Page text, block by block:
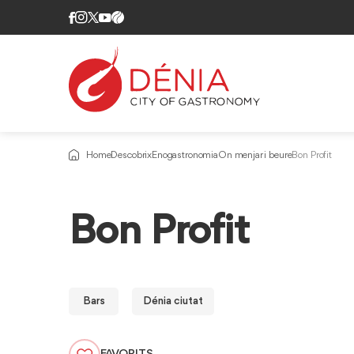
HomeDescobrixEnogastronomiaOn menjar i beureBon Profit
Bon Profit
Bars Dénia ciutat